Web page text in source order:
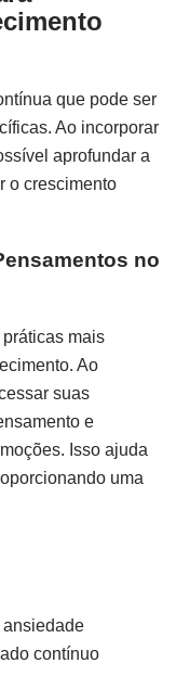
que pode ser
Ao incorporar
aprofundar a
o crescimento
no
mais
Ao
suas
e
Isso ajuda
uma
ansiedade
contínuo